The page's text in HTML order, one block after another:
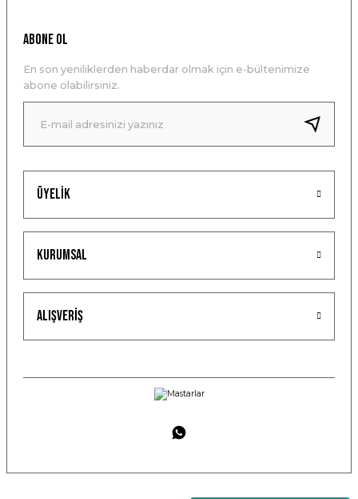
Üyelik
Kurumsal
Alışveriş
ABONE OL
En son yeniliklerden haberdar olmak için e-bültenimize
abone olabilirsiniz.